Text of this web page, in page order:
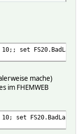
set
mache)
im FHEMWEB
set